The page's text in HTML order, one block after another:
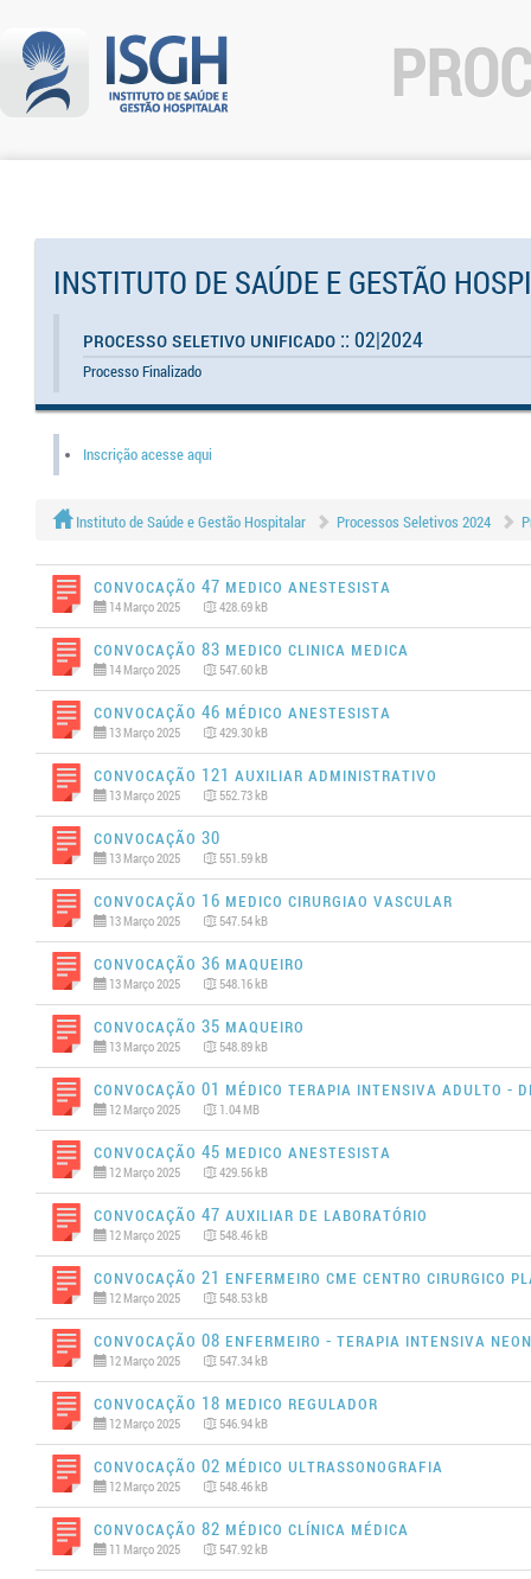
INSTITUTO DE SAÚDE E GESTÃO
Processo Seletivo Unificado :: 02|2024
Processo Finalizado
Inscrição acesse aqui
Instituto de Saúde e Gestão Hospitalar Processos Seletivos 2024
Convocação 47 MEDICO ANESTESISTA
14 Março 2025 428.69 kB
Convocação 83 MEDICO CLINICA MEDICA
14 Março 2025 547.60 kB
Convocação 46 MÉDICO ANESTESISTA
13 Março 2025 429.30 kB
Convocação 121 AUXILIAR ADMINISTRATIVO
13 Março 2025 552.73 kB
Convocação 30
13 Março 2025 551.59 kB
Convocação 16 MEDICO CIRURGIAO VASCULAR
13 Março 2025 547.54 kB
Convocação 36 MAQUEIRO
13 Março 2025 548.16 kB
Convocação 35 MAQUEIRO
13 Março 2025 548.89 kB
Convocação 01 MÉDICO TERAPIA INTENSIVA ADULTO -
12 Março 2025 1.04 MB
Convocação 45 MEDICO ANESTESISTA
12 Março 2025 429.56 kB
Convocação 47 AUXILIAR DE LABORATÓRIO
12 Março 2025 548.46 kB
Convocação 21 ENFERMEIRO CME CENTRO CIRURGICO
12 Março 2025 548.53 kB
Convocação 08 ENFERMEIRO - TERAPIA INTENSIVA
12 Março 2025 547.34 kB
Convocação 18 MEDICO REGULADOR
12 Março 2025 546.94 kB
Convocação 02 MÉDICO ULTRASSONOGRAFIA
12 Março 2025 548.46 kB
Convocação 82 MÉDICO CLÍNICA MÉDICA
11 Março 2025 547.92 kB